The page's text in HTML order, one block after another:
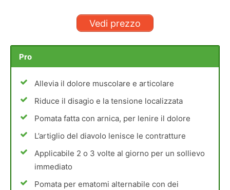
Vedi prezzo
Pro
Allevia il dolore muscolare e articolare
Riduce il disagio e la tensione localizzata
Pomata fatta con arnica, per lenire il dolore
L’artiglio del diavolo lenisce le contratture
Applicabile 2 o 3 volte al giorno per un sollievo
immediato
Pomata per ematomi alternabile con dei